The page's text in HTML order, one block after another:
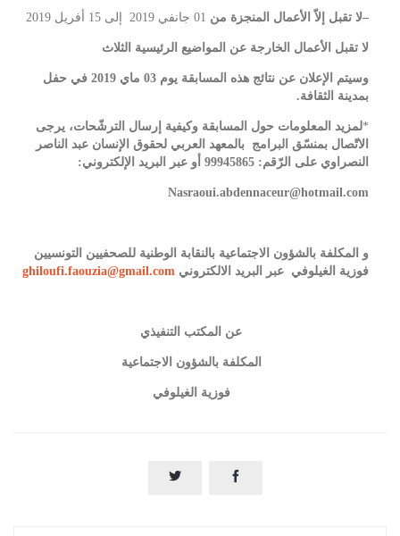
–لا تقبل إلاّ الأعمال المنجزة من 01 جانفي 2019 إلى 15 أفريل 2019
لا تقبل الأعمال الخارجة عن المواضيع الرئيسية الثلاث
وسيتم الإعلان عن نتائج هذه المسابقة يوم 03 ماي 2019 في حفل
بمدينة الثقافة.
*لمزيد المعلومات حول المسابقة وكيفية إرسال الترشّحات، يرجى
الاتّصال بمنسّق البرامج بالمعهد العربي لحقوق الإنسان عبد الناصر
النصراوي على الرّقم: 99945865 أو عبر البريد الإلكتروني
:
Nasraoui.abdennaceur@hotmail.com
و المكلفة بالشؤون الاجتماعية بالنقابة الوطنية للصحفيين التونسيين
فوزية الغيلوفي عبر البريد الالكتروني ghiloufi.faouzia@gmail.com
عن المكتب التنفيذي
المكلفة بالشؤون الاجتماعية
فوزية الغيلوفي

